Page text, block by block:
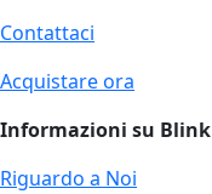
Contattaci
Acquistare ora
Informazioni su Blink
Riguardo a Noi